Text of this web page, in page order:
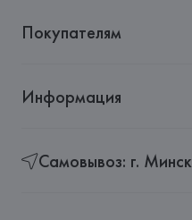
Покупателям
Информация
Самовывоз: г. Минск